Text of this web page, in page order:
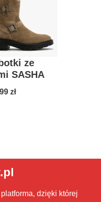
ze
SASHA
zł
dzięki której